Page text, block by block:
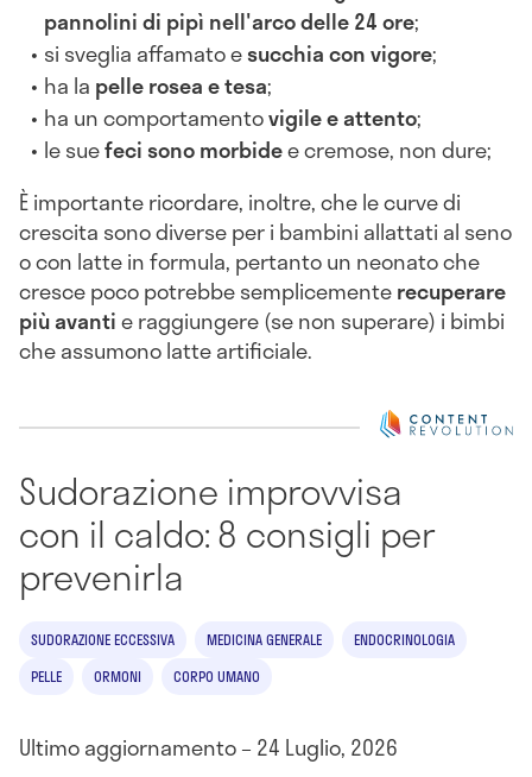
pannolini di pipì nell'arco delle 24 ore;
si sveglia affamato esucchia con vigore;
ha la pelle rosea e tesa;
ha un comportamentovigile e attento;
le suefeci sono morbidee cremose, non dure;
È importante ricordare, inoltre, che le curve di
crescita sono diverse per i bambini allattati al seno
o con latte in formula, pertanto un neonato che
cresce poco potrebbe semplicementerecuperare
più avantie raggiungere (se non superare) i bimbi
che assumono latte artificiale.
Sudorazione improvvisa
con il caldo: 8 consigli per
prevenirla
SUDORAZIONE ECCESSIVA MEDICINA GENERALE
ENDOCRINOLOGIA
PELLE
ORMONI CORPO UMANO
Ultimo aggiornamento – 24 Luglio, 2026